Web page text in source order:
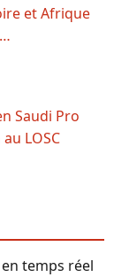
et Afrique
Saudi Pro
LOSC
temps réel